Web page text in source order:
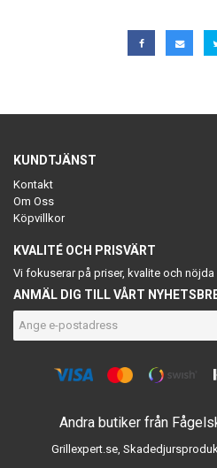
KUNDTJÄNST
Kontakt
Om Oss
Köpvillkor
KVALITÉ OCH PRISVÄRT
Vi fokuserar på priser, kvalite och nöjda
ANMÄL DIG TILL VÅRT
Andra butiker från
Grillexpert.se